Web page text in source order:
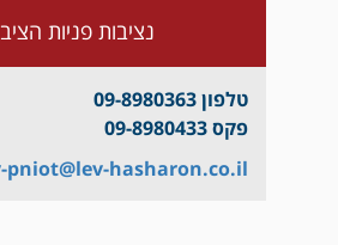
נציבות פניות הציבור
טלפון 09-8980363
פקס 09-8980433
lev-pniot@lev-hasharon.co.il